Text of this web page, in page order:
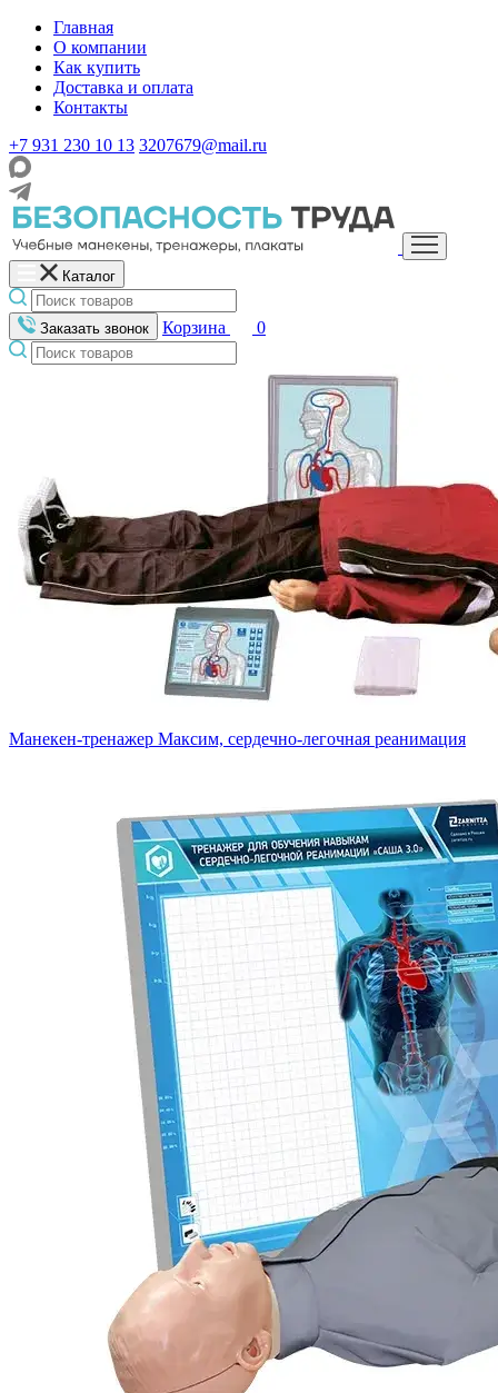
Главная
О компании
Как купить
Доставка и оплата
Контакты
+7 931 230 10 13 3207679@mail.ru
Каталог
Заказать звонок Корзина 0
Манекен-тренажер Максим, сердечно-легочная реанимация